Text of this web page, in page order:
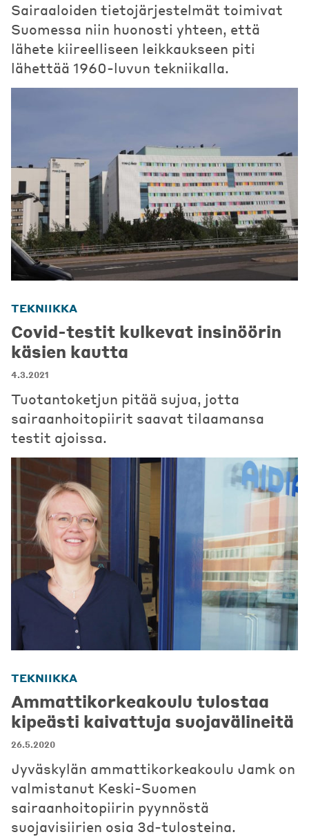
Sairaaloiden tietojärjestelmät toimivat
Suomessa niin huonosti yhteen, että
lähete kiireelliseen leikkaukseen piti
lähettää 1960-luvun tekniikalla.
TEKNIIKKA
Covid-testit kulkevat insinöörin
käsien kautta
4.3.2021
Tuotantoketjun pitää sujua, jotta
sairaanhoitopiirit saavat tilaamansa
testit ajoissa.
TEKNIIKKA
Ammattikorkeakoulu tulostaa
kipeästi kaivattuja suojavälineitä
26.5.2020
Jyväskylän ammattikorkeakoulu Jamk on
valmistanut Keski-Suomen
sairaanhoitopiirin pyynnöstä
suojavisiirien osia 3d-tulosteina.